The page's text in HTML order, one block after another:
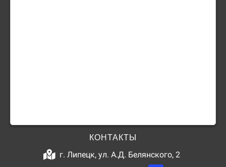
КОНТАКТЫ
г. Липецк, ул. А.Д. Белянского, 2